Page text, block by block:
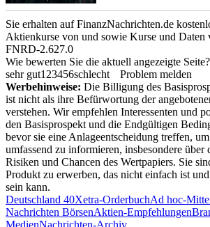
Sie erhalten auf FinanzNachrichten.de
Aktienkurse von und sowie Kurse und Daten
FNRD-2.627.0
Wie bewerten Sie die aktuell angezeigte Seite?
sehr gut1 23456schlecht
Problem melden
Werbehinweise: Die Billigung des
ist nicht als ihre Befürwortung der
verstehen. Wir empfehlen Interessenten und
den Basisprospekt und die Endgültigen
bevor sie eine Anlageentscheidung treffen,
umfassend zu informieren, insbesondere über
Risiken und Chancen des Wertpapiers. Sie
Produkt zu erwerben, das nicht einfach ist
sein kann.
Deutschland 40Xetra-OrderbuchAd hoc-
Nachrichten BörsenAktien-Empfehlungen